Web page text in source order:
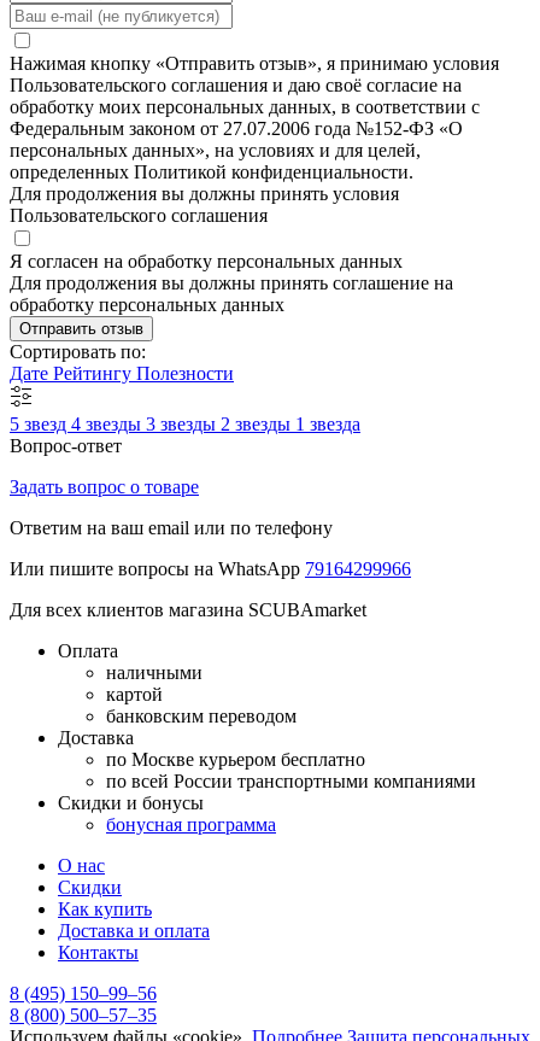
Нажимая кнопку «Отправить отзыв», я принимаю условия
Пользовательского соглашения и даю своё согласие на
обработку моих персональных данных, в соответствии с
Федеральным законом от 27.07.2006 года №152-ФЗ «О
персональных данных», на условиях и для целей,
определенных Политикой конфиденциальности.
Для продолжения вы должны принять условия
Пользовательского соглашения
Я согласен на обработку персональных данных
Для продолжения вы должны принять соглашение на
обработку персональных данных
Отправить отзыв
Сортировать по:
Дате Рейтингу Полезности
5 звезд 4 звезды 3 звезды 2 звезды 1 звезда
Вопрос-ответ
Задать вопрос о товаре
Ответим на ваш email или по телефону
Или пишите вопросы на WhatsApp 79164299966
Для всех клиентов магазина SCUBAmarket
Оплата
наличными
картой
банковским переводом
Доставка
по Москве курьером бесплатно
по всей России транспортными компаниями
Скидки и бонусы
бонусная программа
О нас
Скидки
Как купить
Доставка и оплата
Контакты
8 (495) 150–99–56
8 (800) 500–57–35
Используем файлы «cookie». Подробнее Защита персональных